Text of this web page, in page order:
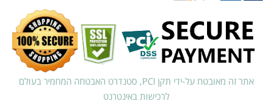
אתר זה מאובטח על-ידי תקן PCI, סטנדרט האבטחה המחמיר בעולם
לרכישות באינטרנט